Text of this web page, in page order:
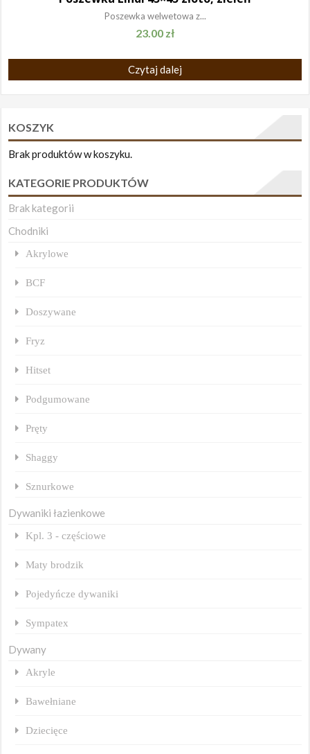
Poszewka welwetowa z...
23.00 zł
Czytaj dalej
KOSZYK
Brak produktów w koszyku.
KATEGORIE PRODUKTÓW
Brak kategorii
Chodniki
Akrylowe
BCF
Doszywane
Fryz
Hitset
Podgumowane
Pręty
Shaggy
Sznurkowe
Dywaniki łazienkowe
Kpl. 3 - częściowe
Maty brodzik
Pojedyńcze dywaniki
Sympatex
Dywany
Akryle
Bawełniane
Dziecięce